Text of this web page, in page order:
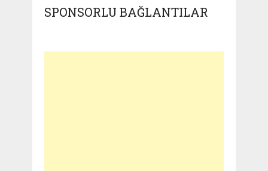
SPONSORLU BAĞLANTILAR